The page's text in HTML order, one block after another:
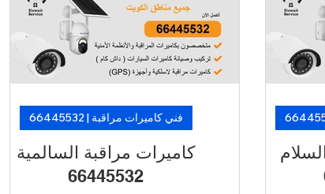
سريع
ما فيه
وارتاح!
في الأحمدي بأسعار منافسة وتركيب سريع
من فنيين متخصصين. 🛡️ لأن الأمان ما فيه
تأجيل… خلّ الكاميرات تشتغل، وارتاح!
كاميرات مراقبة السالمية
66445532
فني كاميرات مراقبة | 66445532